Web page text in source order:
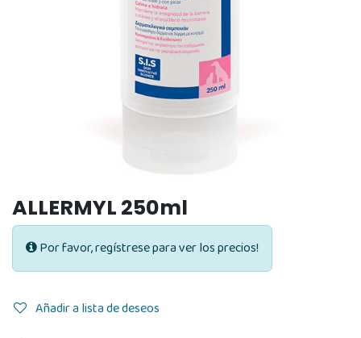
ALLERMYL 250ml
Por favor, regístrese para ver los precios!
Añadir a lista de deseos